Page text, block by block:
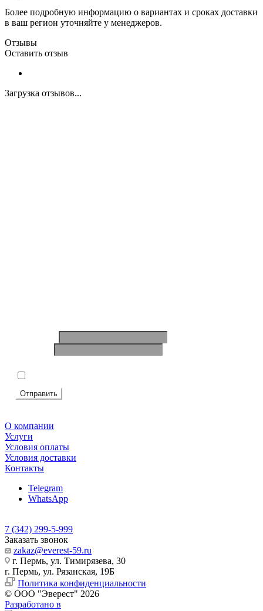
Более подробную информацию о вариантах и сроках доставки
в ваш регион уточняйте у менеджеров.
Отзывы
Оставить отзыв
Загрузка отзывов...
Отправить
О компании
Услуги
Условия оплаты
Условия доставки
Контакты
Telegram
WhatsApp
7 (342) 299-5-999
Заказать звонок
zakaz@everest-59.ru
г. Пермь, ул. Тимирязева, 30
г. Пермь, ул. Рязанская, 19Б
Политика конфиденциальности
© ООО "Эверест" 2026
Разработано в